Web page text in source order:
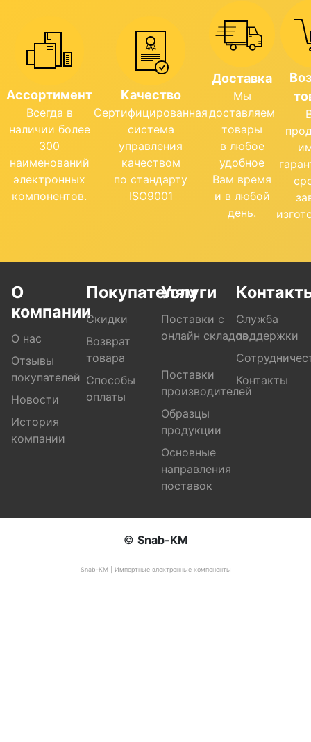
Ассортимент
Всегда в
наличии более
300
наименований
электронных
компонентов.
Качество
Сертифицированная
система
управления
качеством
по стандарту
ISO9001
Доставка
Мы
доставляем
товары
в любое
удобное
Вам время
и в любой
день.
О
компании
О нас
Отзывы
покупателей
Новости
История
компании
Покупателям
Скидки
Возврат
товара
Способы
оплаты
Услуги
Поставки с
онлайн складов
Поставки
производителей
Образцы
продукции
Основные
направления
поставок
Служба
поддержки
Контакты
© Snab-KM
Snab-KM | Импортные электронные компоненты